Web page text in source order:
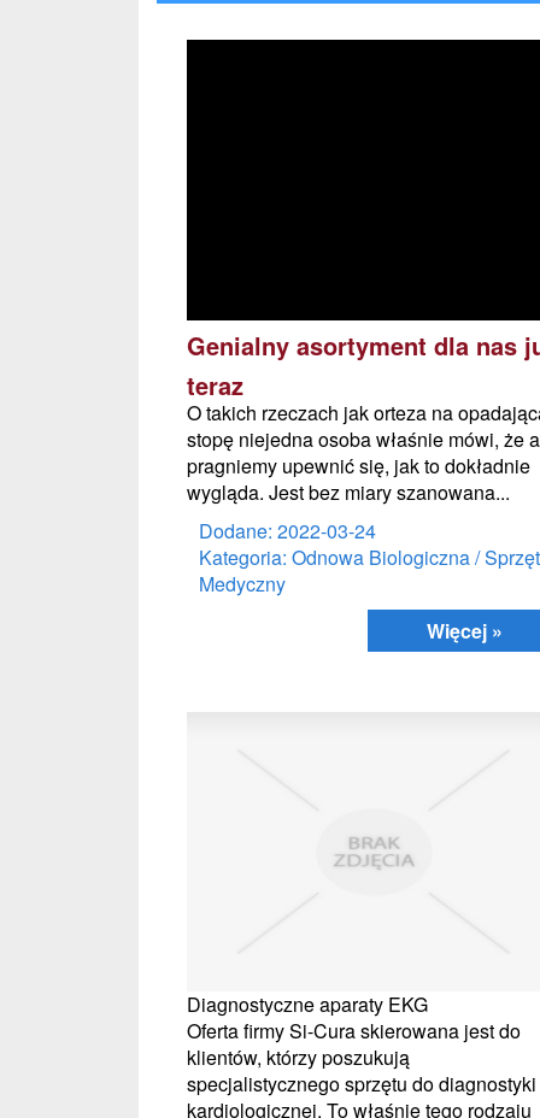
Genialny asortyment dla nas
teraz
O takich rzeczach jak orteza na
stopę niejedna osoba właśnie mówi, że
pragniemy upewnić się, jak to dokładnie
wygląda. Jest bez miary szanowana...
Dodane: 2022-03-24
Kategoria: Odnowa Biologiczna / Sprzęt
Medyczny
Więcej »
Diagnostyczne aparaty EKG
Oferta firmy Si-Cura skierowana jest do
klientów, którzy poszukują
specjalistycznego sprzętu do diagnostyki
kardiologicznej. To właśnie tego rodzaju